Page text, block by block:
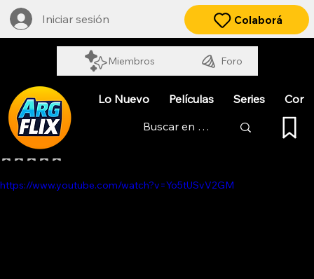
Iniciar sesión
Miembros Foro
Colaborá
Lo Nuevo Películas Series
EL MISMO AMOR, LA MISMA LLUVIA
Obtuvo NaN de 5 estrellas.
https://www.youtube.com/watch?v=Yo5tUSvV2GM